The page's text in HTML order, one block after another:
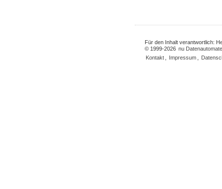
Für den Inhalt verantwortlich:
© 1999-2026 nu
Kontakt
Impressum